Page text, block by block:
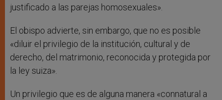
justificado a las parejas homosexuales».
El obispo advierte, sin embargo, que no es posible
«diluir el privilegio de la institución, cultural y de
derecho, del matrimonio, reconocida y protegida por
la ley suiza».
Un privilegio que es de alguna manera «connatural a